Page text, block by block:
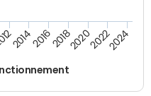
201420162018202020222024